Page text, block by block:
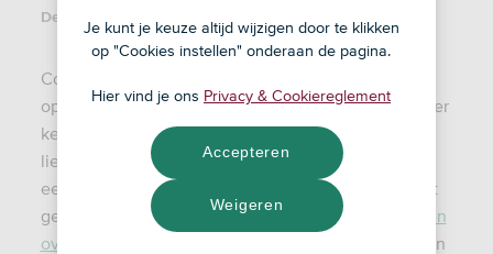
Deel dit artikel:
Coldplay-fans konden afgelopen juli hun hart
ophalen, want de Britse rockband trad maar liefst vier
keer op in de Johan Cruyff ArenA. Ook voor
liefhebbers van duurzaamheid was de concertreeks
een interessante. Coldplay doet al jaren veel op het
gebied van duurzaamheid,rapporteert daar gedegen
over
en maakt mooie stappen. De huidige tour van
Je kunt je keuze altijd wijzigen door te klikken
op "Cookies instellen" onderaan de pagina.
Hier vind je ons Privacy & Cookiereglement
Weigeren
Accepteren